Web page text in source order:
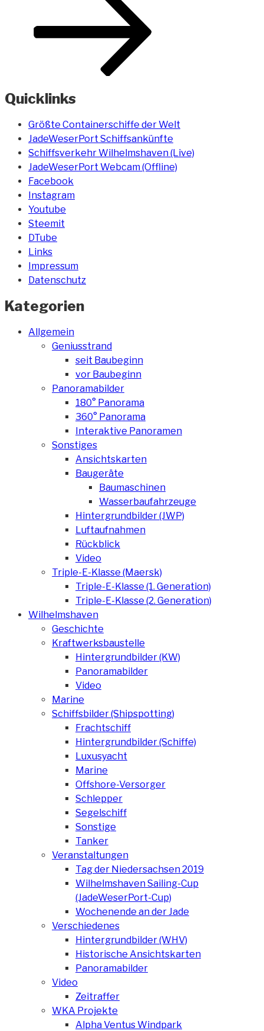
Quicklinks
Größte Containerschiffe der Welt
JadeWeserPort Schiffsankünfte
Schiffsverkehr Wilhelmshaven (Live)
JadeWeserPort Webcam (Offline)
Facebook
Instagram
Youtube
Steemit
DTube
Links
Impressum
Datenschutz
Kategorien
Allgemein
Geniusstrand
seit Baubeginn
vor Baubeginn
Panoramabilder
180° Panorama
360° Panorama
Interaktive Panoramen
Sonstiges
Ansichtskarten
Baugeräte
Baumaschinen
Wasserbaufahrzeuge
Hintergrundbilder (JWP)
Luftaufnahmen
Rückblick
Video
Triple-E-Klasse (Maersk)
Triple-E-Klasse (1. Generation)
Triple-E-Klasse (2. Generation)
Wilhelmshaven
Geschichte
Kraftwerksbaustelle
Hintergrundbilder (KW)
Panoramabilder
Video
Marine
Schiffsbilder (Shipspotting)
Frachtschiff
Hintergrundbilder (Schiffe)
Luxusyacht
Marine
Offshore-Versorger
Schlepper
Segelschiff
Sonstige
Tanker
Veranstaltungen
Tag der Niedersachsen 2019
Wilhelmshaven Sailing-Cup
(JadeWeserPort-Cup)
Wochenende an der Jade
Verschiedenes
Hintergrundbilder (WHV)
Historische Ansichtskarten
Panoramabilder
Video
Zeitraffer
WKA Projekte
Alpha Ventus Windpark